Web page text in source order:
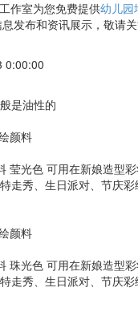
作室为您免费提供幼儿园
发布和资讯展示，敬请关
0:00:00
是油性的
颜料
莹光色 可用在新娘造型
走秀、生日派对、节庆
颜料
珠光色 可用在新娘造型
走秀、生日派对、节庆